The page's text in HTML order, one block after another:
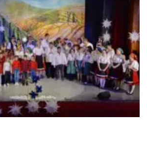
VÁROS
RÉGIÓ
SPORT
KULTÚRA
PODCAST
MIX